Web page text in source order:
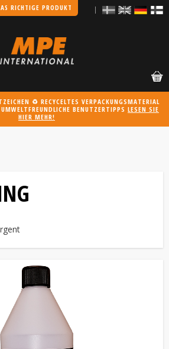
RICHTIGE PRODUKT
♻️ RECYCELTES VERPACKUNGSMATERIAL
BENUTZERTIPPS LESEN SIE
HIER MEHR!